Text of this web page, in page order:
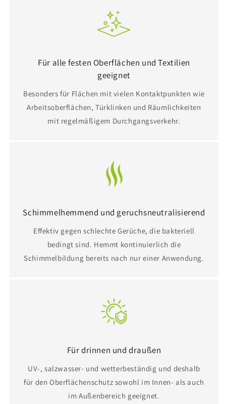
Für alle festen Oberflächen und Textilien
geeignet
Besonders für Flächen mit vielen Kontaktpunkten wie
Arbeitsoberflächen, Türklinken und Räumlichkeiten
mit regelmäßigem Durchgangsverkehr.
Schimmelhemmend und geruchsneutralisierend
Effektiv gegen schlechte Gerüche, die bakteriell
bedingt sind. Hemmt kontinuierlich die
Schimmelbildung bereits nach nur einer Anwendung.
Für drinnen und draußen
UV-, salzwasser- und wetterbeständig und deshalb
für den Oberflächenschutz sowohl im Innen- als auch
im Außenbereich geeignet.